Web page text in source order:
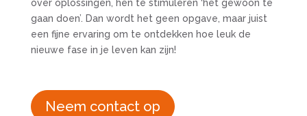
over oplossingen, hen te stimuleren ‘het gewoon te
gaan doen’. Dan wordt het geen opgave, maar juist
een fijne ervaring om te ontdekken hoe leuk de
nieuwe fase in je leven kan zijn!
Neem contact op